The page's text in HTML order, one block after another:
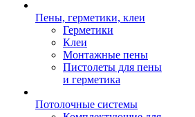
Пены, герметики, клеи
Герметики
Клеи
Монтажные пены
Пистолеты для пены
и герметика
Потолочные системы